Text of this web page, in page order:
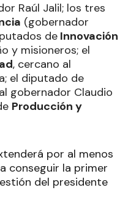
Raúl Jalil; los tres
(gobernador
de Innovación
y misioneros; el
, cercano al
el diputado de
gobernador Claudio
Producción y
por al menos
conseguir la primer
del presidente